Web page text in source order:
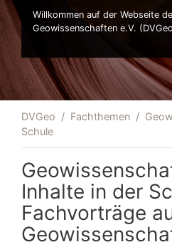
Willkommen auf der Webseite
Geowissenschaften e.V.
DVGeo Fachthemen
Schule
Inhalte in der
Fachvorträge